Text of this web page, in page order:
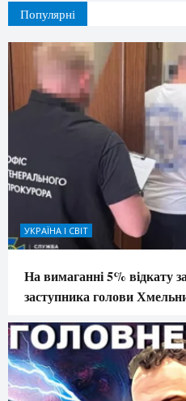
Популярні
УКРАЇНА І СВІТ
На вимаганні 5% відкату
заступника голови